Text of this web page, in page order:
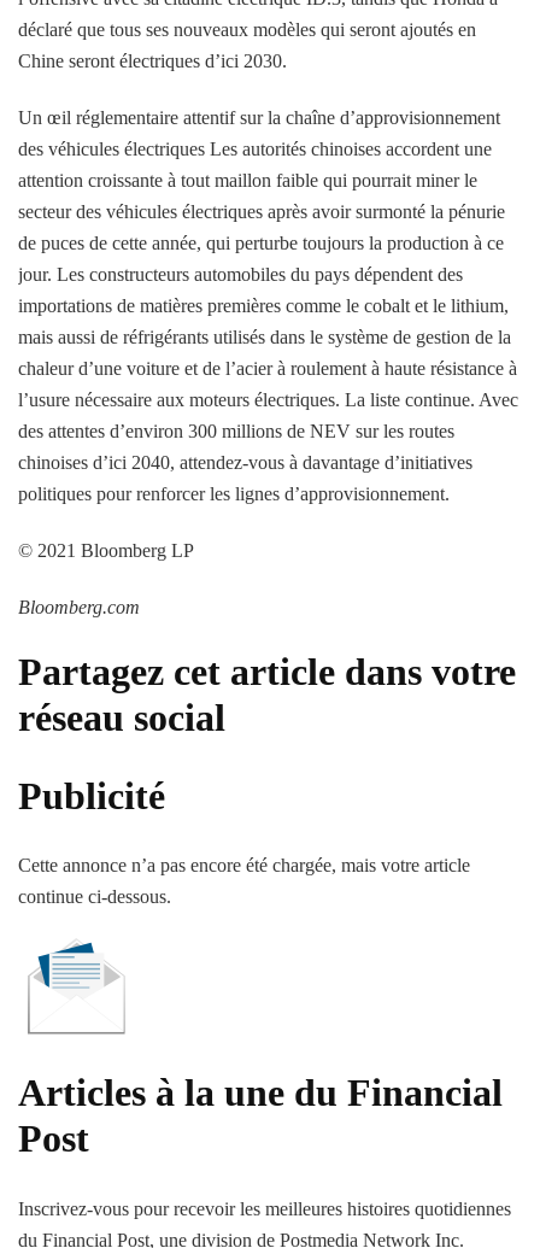
déclaré que tous ses nouveaux modèles qui seront ajoutés en
Chine seront électriques d’ici 2030.
Un œil réglementaire attentif sur la chaîne d’approvisionnement
des véhicules électriques Les autorités chinoises accordent une
attention croissante à tout maillon faible qui pourrait miner le
secteur des véhicules électriques après avoir surmonté la pénurie
de puces de cette année, qui perturbe toujours la production à ce
jour. Les constructeurs automobiles du pays dépendent des
importations de matières premières comme le cobalt et le lithium,
mais aussi de réfrigérants utilisés dans le système de gestion de la
chaleur d’une voiture et de l’acier à roulement à haute résistance à
l’usure nécessaire aux moteurs électriques. La liste continue. Avec
des attentes d’environ 300 millions de NEV sur les routes
chinoises d’ici 2040, attendez-vous à davantage d’initiatives
politiques pour renforcer les lignes d’approvisionnement.
© 2021 Bloomberg LP
Bloomberg.com
Partagez cet article dans votre
réseau social
Publicité
Cette annonce n’a pas encore été chargée, mais votre article
continue ci-dessous.
Articles à la une du Financial
Post
Inscrivez-vous pour recevoir les meilleures histoires quotidiennes
du Financial Post, une division de Postmedia Network Inc.